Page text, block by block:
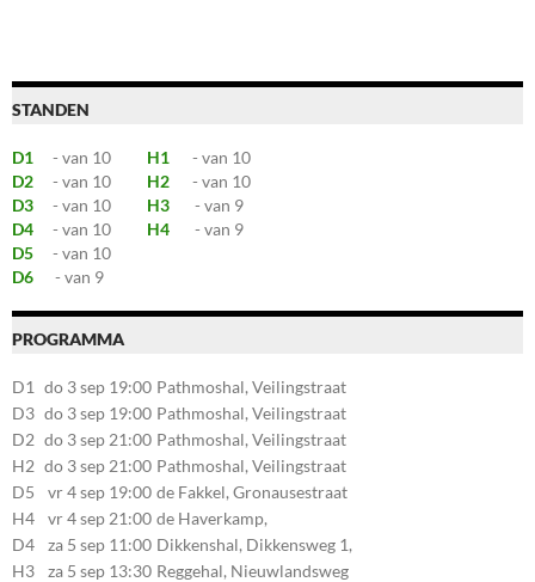
STANDEN
D1 - van 10 H1
- van 10
D2
- van 10 H2
- van 10
D3
- van 10 H3
- van 9
D4
- van 10 H4
- van 9
D5
- van 10
D6
- van 9
PROGRAMMA
D1 do 3 sep 19:00 Pathmoshal, Veilingstraat
20, 7545LZ Enschede
D3 do 3 sep 19:00 Pathmoshal, Veilingstraat
20, 7545LZ Enschede
D2 do 3 sep 21:00 Pathmoshal, Veilingstraat
20, 7545LZ Enschede
H2 do 3 sep 21:00 Pathmoshal, Veilingstraat
20, 7545LZ Enschede
D5 vr 4 sep 19:00 de Fakkel, Gronausestraat
107, 7581CE Losser
H4 vr 4 sep 21:00 de Haverkamp,
Stationsstraat 30, 7475AM
Markelo
D4 za 5 sep 11:00 Dikkenshal, Dikkensweg 1,
7641CC Wierden
H3 za 5 sep 13:30 Reggehal, Nieuwlandsweg